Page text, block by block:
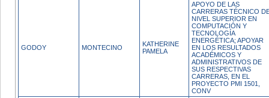
GODOY MONTECINO
KATHERINE
PAMELA
APOYO DE LAS
CARRERAS TÉCNICO
NIVEL SUPERIOR EN
COMPUTACIÓN Y
TECNOLOGÍA
ENERGÉTICA; APOYAR
EN LOS RESULTADOS
ACADÉMICOS Y
ADMINISTRATIVOS DE
SUS RESPECTIVAS
CARRERAS, EN EL
PROYECTO PMI 1501,
CONV